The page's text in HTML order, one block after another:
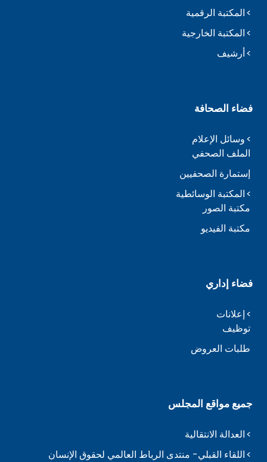
المكتبة الرقمية
المكتبة الخارجية
أرشيف
فضاء الصحافة
وسائل الإعلام
الملف الصحفي
إستمارة الصحفيين
المكتبة الوسائطية
مكتبة الصور
مكتبة الفيديو
فضاء إداري
إعلانات
توظيف
طلبات العروض
جميع مواقع المجلس
العدالة الانتقالية
اللقاء القبلي- منتدى الرباط العالمي لحقوق الإنسان